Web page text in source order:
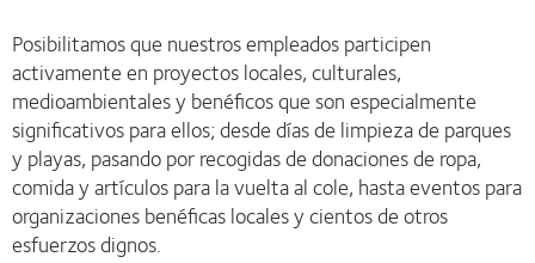
Posibilitamos que nuestros empleados participen
activamente en proyectos locales, culturales,
medioambientales y benéficos que son especialmente
significativos para ellos; desde días de limpieza de parques
y playas, pasando por recogidas de donaciones de ropa,
comida y artículos para la vuelta al cole, hasta eventos para
organizaciones benéficas locales y cientos de otros
esfuerzos dignos.